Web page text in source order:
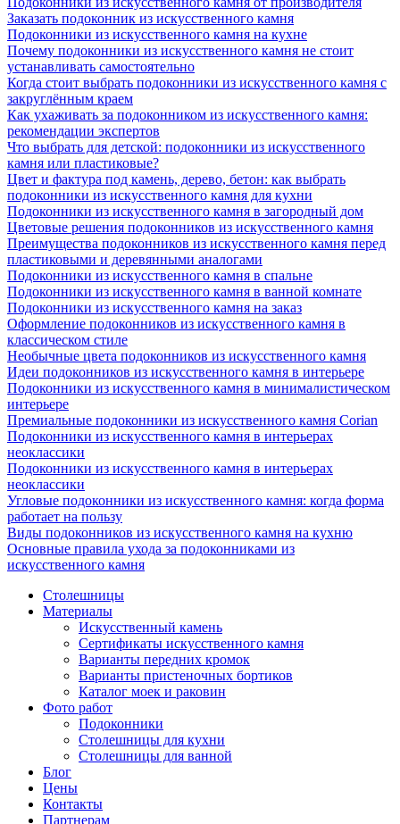
Заказать подоконник из искусственного камня
Подоконники из искусственного камня на кухне
Почему подоконники из искусственного камня не стоит
устанавливать самостоятельно
Когда стоит выбрать подоконники из искусственного камня с
закруглённым краем
Как ухаживать за подоконником из искусственного камня:
рекомендации экспертов
Что выбрать для детской: подоконники из искусственного
камня или пластиковые?
Цвет и фактура под камень, дерево, бетон: как выбрать
подоконники из искусственного камня для кухни
Подоконники из искусственного камня в загородный дом
Цветовые решения подоконников из искусственного камня
Преимущества подоконников из искусственного камня перед
пластиковыми и деревянными аналогами
Подоконники из искусственного камня в спальне
Подоконники из искусственного камня в ванной комнате
Подоконники из искусственного камня на заказ
Оформление подоконников из искусственного камня в
классическом стиле
Необычные цвета подоконников из искусственного камня
Идеи подоконников из искусственного камня в интерьере
Подоконники из искусственного камня в минималистическом
интерьере
Премиальные подоконники из искусственного камня Corian
Подоконники из искусственного камня в интерьерах
неоклассики
Подоконники из искусственного камня в интерьерах
неоклассики
Угловые подоконники из искусственного камня: когда форма
работает на пользу
Виды подоконников из искусственного камня на кухню
Основные правила ухода за подоконниками из
искусственного камня
Столешницы
Материалы
Искусственный камень
Сертификаты искусственного камня
Варианты передних кромок
Варианты пристеночных бортиков
Каталог моек и раковин
Фото работ
Подоконники
Столешницы для кухни
Столешницы для ванной
Блог
Цены
Контакты
Партнерам